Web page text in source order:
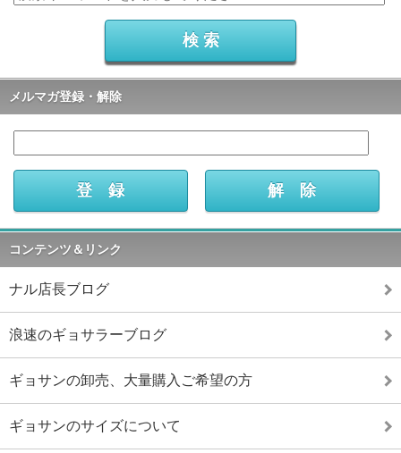
メルマガ登録・解除
コンテンツ＆リンク
ナル店長ブログ
浪速のギョサラーブログ
ギョサンの卸売、大量購入ご希望の方
ギョサンのサイズについて